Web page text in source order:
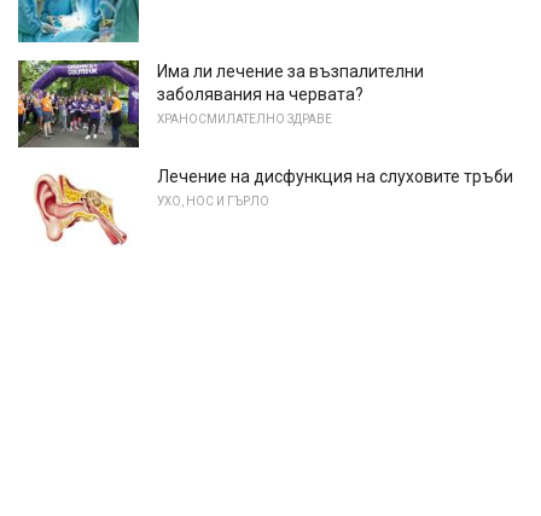
Има ли лечение за възпалителни
заболявания на червата?
ХРАНОСМИЛАТЕЛНО ЗДРАВЕ
Лечение на дисфункция на слуховите тръби
УХО, НОС И ГЪРЛО